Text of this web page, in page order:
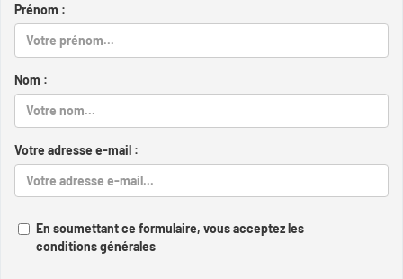
Prénom :
Nom :
Votre adresse e-mail :
En soumettant ce formulaire, vous acceptez les
conditions générales